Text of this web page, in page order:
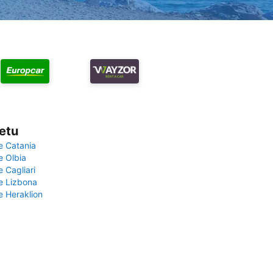
Catania
Olbia
Cagliari
Lizbona
Heraklion